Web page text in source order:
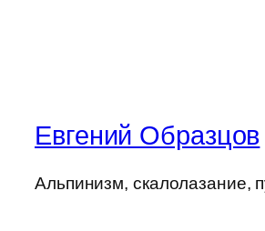
Евгений Образцов
Альпинизм, скалолазание,